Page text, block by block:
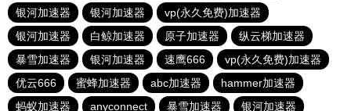
银河加速器
银河加速器
vp(永久免费)加速器
银河加速器
白鲸加速器 原子加速器
纵云梯加速器
暴雪加速器
银河加速器 速鹰666
vp(永久免费)加速器
优云666
蜜蜂加速器 abc加速器
hammer加速器
蚂蚁加速器
anyconnect 暴雪加速器 银河加速器